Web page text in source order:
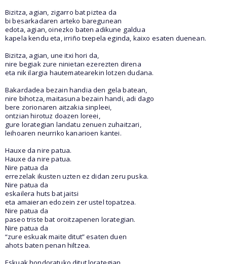
Bizitza, agian, zigarro bat piztea da
bi besarkadaren arteko baregunean
edota, agian, oinezko baten adikune galdua
kapela kendu eta, irriño txepela eginda, kaixo esaten duenean.
Bizitza, agian, une itxi hori da,
nire begiak zure ninietan ezerezten direna
eta nik ilargia hautematearekin lotzen dudana.
Bakardadea bezain handia den gela batean,
nire bihotza, maitasuna bezain handi, adi dago
bere zorionaren aitzakia sinpleei,
ontzian hirotuz doazen loreei,
gure lorategian landatu zenuen zuhaitzari,
leihoaren neurriko kanarioen kantei.
Hauxe da nire patua.
Hauxe da nire patua.
Nire patua da
errezelak ikusten uzten ez didan zeru puska.
Nire patua da
eskailera huts bat jaitsi
eta amaieran edozein zer ustel topatzea.
Nire patua da
paseo triste bat oroitzapenen lorategian.
Nire patua da
“zure eskuak maite ditut” esaten duen
ahots baten penan hiltzea.